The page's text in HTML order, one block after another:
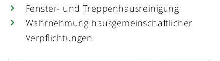
Fenster- und Treppenhausreinigung
Wahrnehmung hausgemeinschaftlicher
Verpflichtungen